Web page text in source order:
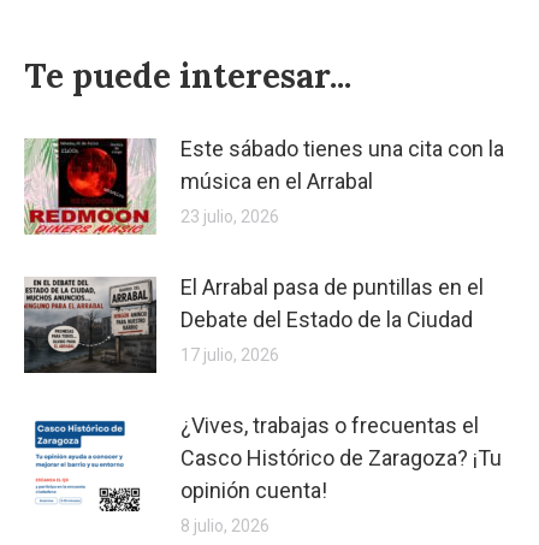
Te puede interesar...
Este sábado tienes una cita con la
música en el Arrabal
23 julio, 2026
El Arrabal pasa de puntillas en el
Debate del Estado de la Ciudad
17 julio, 2026
¿Vives, trabajas o frecuentas el
Casco Histórico de Zaragoza? ¡Tu
opinión cuenta!
8 julio, 2026